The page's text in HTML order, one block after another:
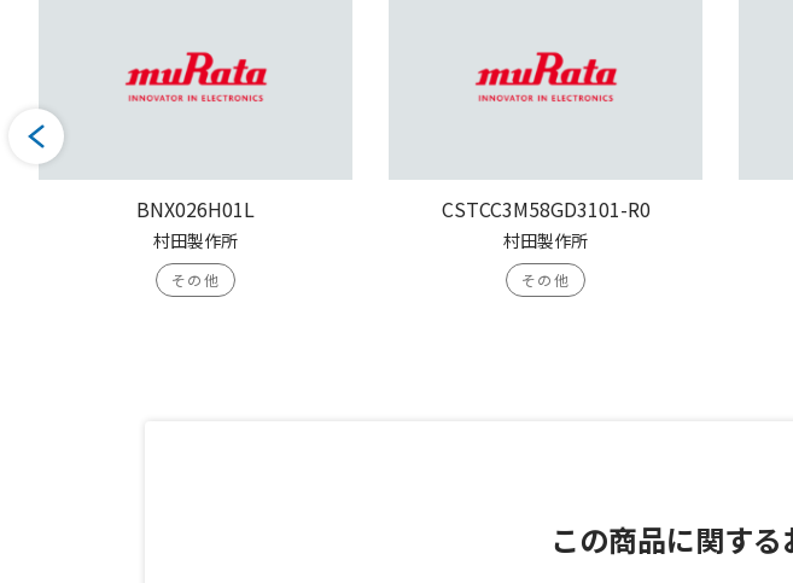
BNX026H01L
村田製作所
その他
CSTCC3M58GD3101-R0
村田製作所
その他
この商品に関する